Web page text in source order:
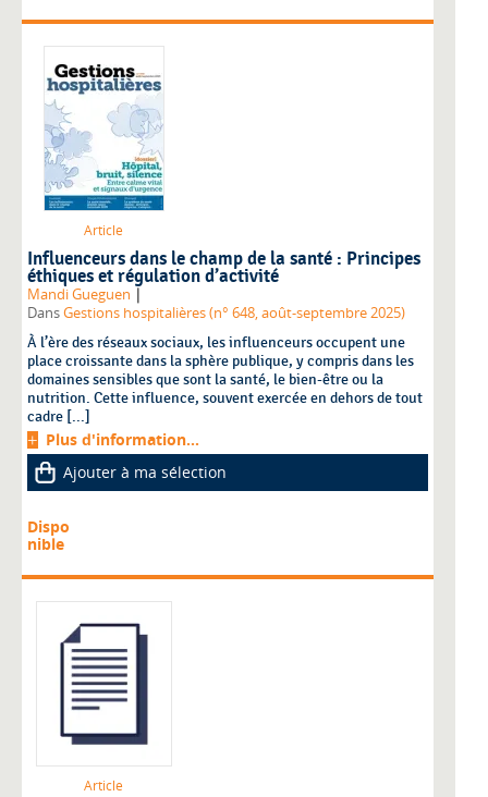
Article
Influenceurs dans le champ de la santé : Principes
éthiques et régulation d’activité
Mandi Gueguen |
DansGestions hospitalières (n° 648, août-septembre 2025)
À l’ère des réseaux sociaux, les influenceurs occupent une
place croissante dans la sphère publique, y compris dans les
domaines sensibles que sont la santé, le bien-être ou la
nutrition. Cette influence, souvent exercée en dehors de tout
cadre [...]
Plus d'information...
Ajouter à ma sélection
Dispo
nible
Article